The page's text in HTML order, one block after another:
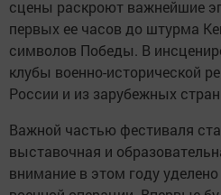
сцены раскроют важнейшие
первых ее часов до штурма
символов Победы. В
клубы военно-исторической
России и из зарубежных
Важной частью фестиваля
выставочная и
внимание в этом году